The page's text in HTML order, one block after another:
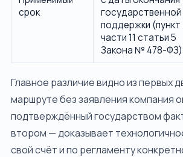
срок
государственной
поддержки (пункт
части 11 статьи 5
Закона № 478-ФЗ)
Главное различие видно из первых
маршруте без заявления компания
подтверждённый государством
втором — доказывает
свой счёт и по регламенту